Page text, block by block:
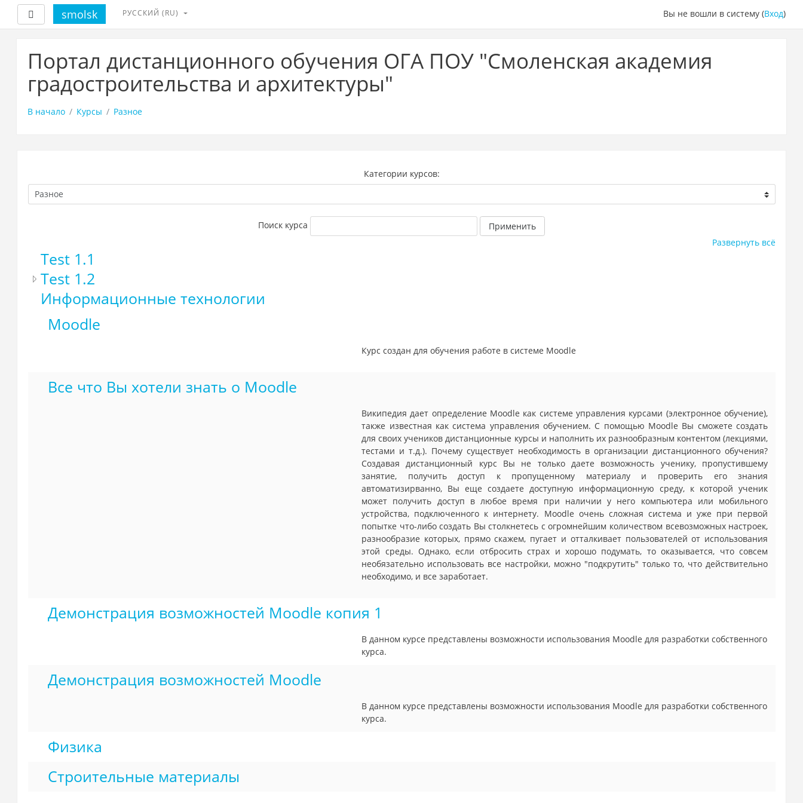
Боковая панель
smolsk Вы не вошли в систему (Вход)
РУССКИЙ ‎(RU)‎
Портал дистанционного обучения ОГА ПОУ "Смоленская академия
градостроительства и архитектуры"
В начало Курсы Разное
Категории курсов:
Поиск курса
Применить
Развернуть всё
Test 1.1
Test 1.2
Информационные технологии
Moodle
Курс создан для обучения работе в системе Moodle
Все что Вы хотели знать о Moodle
Википедия дает определение Moodle как системе управления курсами (электронное обучение),
также известная как система управления обучением. С помощью Moodle Вы сможете создать
для своих учеников дистанционные курсы и наполнить их разнообразным контентом (лекциями,
тестами и т.д.). Почему существует необходимость в организации дистанционного обучения?
Создавая дистанционный курс Вы не только даете возможность ученику, пропустившему
занятие, получить доступ к пропущенному материалу и проверить его знания
автоматизирванно, Вы еще создаете доступную информационную среду, к которой ученик
может получить доступ в любое время при наличии у него компьютера или мобильного
устройства, подключенного к интернету. Moodle очень сложная система и уже при первой
попытке что-либо создать Вы столкнетесь с огромнейшим количеством всевозможных настроек,
разнообразие которых, прямо скажем, пугает и отталкивает пользователей от использования
этой среды. Однако, если отбросить страх и хорошо подумать, то оказывается, что совсем
необязательно использовать все настройки, можно "подкрутить" только то, что действительно
необходимо, и все заработает.
Демонстрация возможностей Moodle копия 1
В данном курсе представлены возможности использования Moodle для разработки собственного
курса.
Демонстрация возможностей Moodle
В данном курсе представлены возможности использования Moodle для разработки собственного
курса.
Физика
Строительные материалы